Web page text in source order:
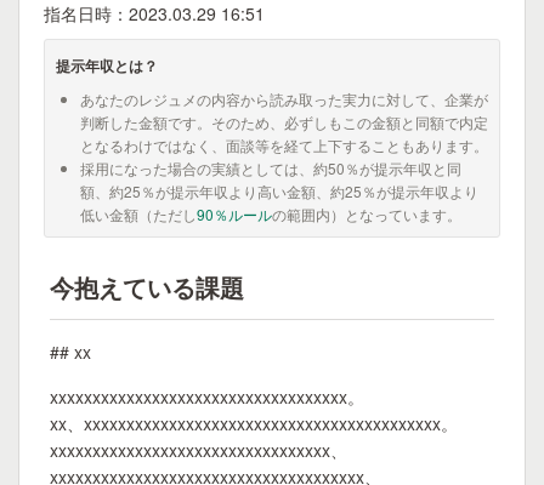
指名日時：2023.03.29 16:51
提示年収とは？
あなたのレジュメの内容から読み取った実力に対して、企業が
判断した金額です。そのため、必ずしもこの金額と同額で内定
となるわけではなく、面談等を経て上下することもあります。
採用になった場合の実績としては、約50％が提示年収と同
額、約25％が提示年収より高い金額、約25％が提示年収より
低い金額（ただし90％ルールの範囲内）となっています。
今抱えている課題
## xx
xxxxxxxxxxxxxxxxxxxxxxxxxxxxxxxxxxx。
xx、xxxxxxxxxxxxxxxxxxxxxxxxxxxxxxxxxxxxxxxxxx。
xxxxxxxxxxxxxxxxxxxxxxxxxxxxxxxxx、
xxxxxxxxxxxxxxxxxxxxxxxxxxxxxxxxxxxxx、